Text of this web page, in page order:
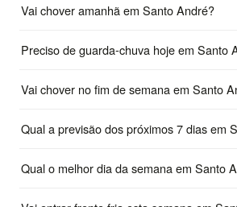
Vai chover amanhã em Santo André?
Preciso de guarda-chuva hoje em Santo
Vai chover no fim de semana em Santo
Qual a previsão dos próximos 7 dias em
Qual o melhor dia da semana em Santo